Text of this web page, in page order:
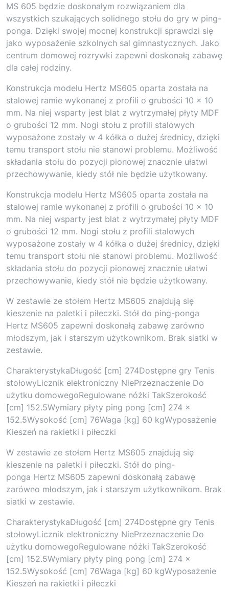
MS 605 będzie doskonałym rozwiązaniem dla
wszystkich szukających solidnego stołu do gry w ping-
ponga. Dzięki swojej mocnej konstrukcji sprawdzi się
jako wyposażenie szkolnych sal gimnastycznych. Jako
centrum domowej rozrywki zapewni doskonałą zabawę
dla całej rodziny.
Konstrukcja modelu Hertz MS605 oparta została na
stalowej ramie wykonanej z profili o grubości 10 × 10
mm. Na niej wsparty jest blat z wytrzymałej płyty MDF
o grubości 12 mm. Nogi stołu z profili stalowych
wyposażone zostały w 4 kółka o dużej średnicy, dzięki
temu transport stołu nie stanowi problemu. Możliwość
składania stołu do pozycji pionowej znacznie ułatwi
przechowywanie, kiedy stół nie będzie użytkowany.
Konstrukcja modelu Hertz MS605 oparta została na
stalowej ramie wykonanej z profili o grubości 10 × 10
mm. Na niej wsparty jest blat z wytrzymałej płyty MDF
o grubości 12 mm. Nogi stołu z profili stalowych
wyposażone zostały w 4 kółka o dużej średnicy, dzięki
temu transport stołu nie stanowi problemu. Możliwość
składania stołu do pozycji pionowej znacznie ułatwi
przechowywanie, kiedy stół nie będzie użytkowany.
W zestawie ze stołem Hertz MS605 znajdują się
kieszenie na paletki i piłeczki. Stół do ping-ponga
Hertz MS605 zapewni doskonałą zabawę zarówno
młodszym, jak i starszym użytkownikom. Brak siatki w
zestawie.
CharakterystykaDługość [cm] 274Dostępne gry Tenis
stołowyLicznik elektroniczny NiePrzeznaczenie Do
użytku domowegoRegulowane nóżki TakSzerokość
[cm] 152.5Wymiary płyty ping pong [cm] 274 x
152.5Wysokość [cm] 76Waga [kg] 60 kgWyposażenie
Kieszeń na rakietki i piłeczki
W zestawie ze stołem Hertz MS605 znajdują się
kieszenie na paletki i piłeczki. Stół do ping-
ponga Hertz MS605 zapewni doskonałą zabawę
zarówno młodszym, jak i starszym użytkownikom. Brak
siatki w zestawie.
CharakterystykaDługość [cm] 274Dostępne gry Tenis
stołowyLicznik elektroniczny NiePrzeznaczenie Do
użytku domowegoRegulowane nóżki TakSzerokość
[cm] 152.5Wymiary płyty ping pong [cm] 274 x
152.5Wysokość [cm] 76Waga [kg] 60 kgWyposażenie
Kieszeń na rakietki i piłeczki